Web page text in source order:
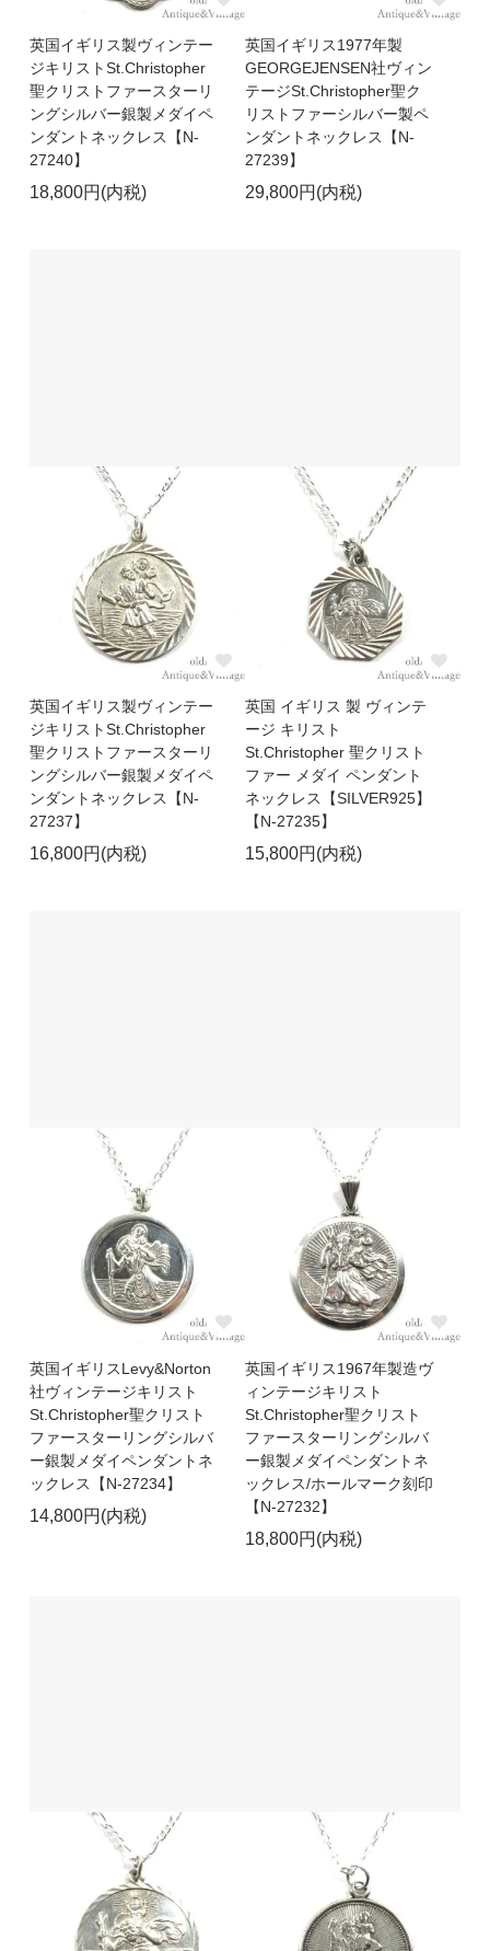
英国イギリス製ヴィンテー
ジキリストSt.Christopher
聖クリストファースターリ
ングシルバー銀製メダイペ
ンダントネックレス【N-
27240】
18,800円(内税)
英国イギリス1977年製
GEORGEJENSEN社ヴィン
テージSt.Christopher聖ク
リストファーシルバー製ペ
ンダントネックレス【N-
27239】
29,800円(内税)
英国イギリス製ヴィンテー
ジキリストSt.Christopher
聖クリストファースターリ
ングシルバー銀製メダイペ
ンダントネックレス【N-
27237】
16,800円(内税)
英国 イギリス 製 ヴィンテ
ージ キリスト
St.Christopher 聖クリスト
ファー メダイ ペンダント
ネックレス【SILVER925】
【N-27235】
15,800円(内税)
英国イギリスLevy&Norton
社ヴィンテージキリスト
St.Christopher聖クリスト
ファースターリングシルバ
ー銀製メダイペンダントネ
ックレス【N-27234】
14,800円(内税)
英国イギリス1967年製造ヴ
ィンテージキリスト
St.Christopher聖クリスト
ファースターリングシルバ
ー銀製メダイペンダントネ
ックレス/ホールマーク刻印
【N-27232】
18,800円(内税)